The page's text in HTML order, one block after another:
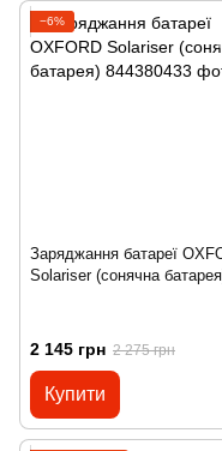
−6%
Заряджання батареї
Solariser (сонячна
2 145 грн 2 275 грн
Купити